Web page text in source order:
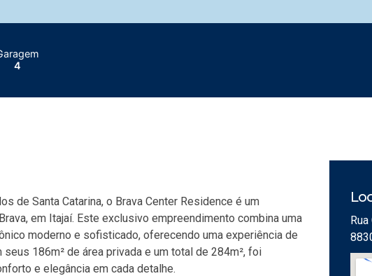
4
de Santa Catarina, o Brava Center Residence é um
em Itajaí. Este exclusivo empreendimento combina uma
moderno e sofisticado, oferecendo uma experiência de
186m² de área privada e um total de 284m², foi
e elegância em cada detalhe.